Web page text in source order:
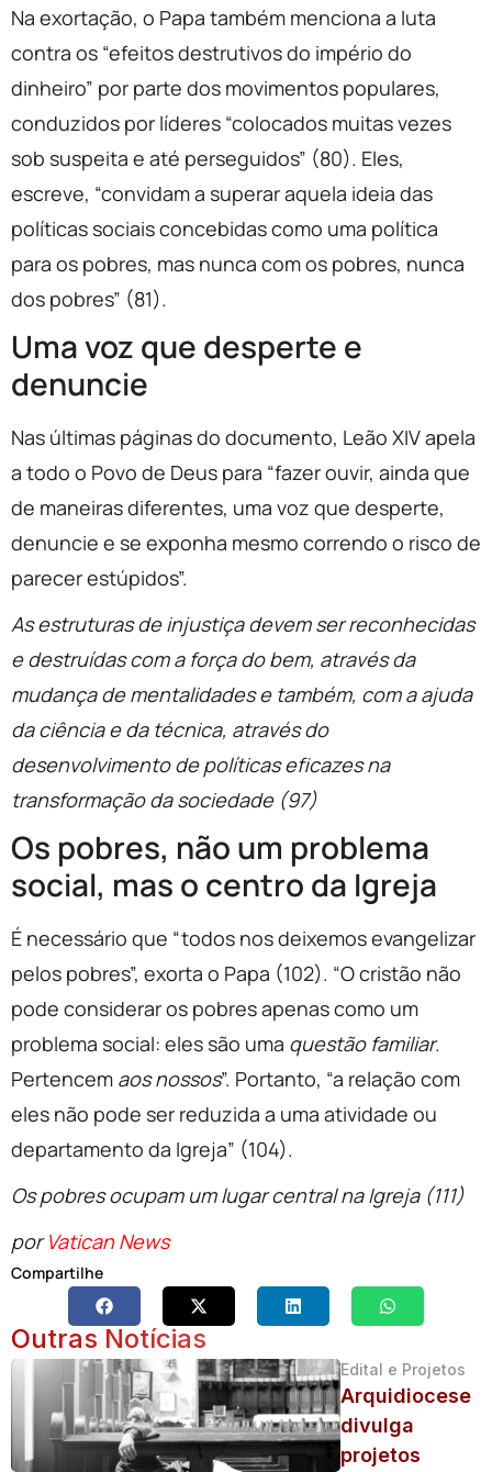
Na exortação, o Papa também menciona a luta
contra os “efeitos destrutivos do império do
dinheiro” por parte dos movimentos populares,
conduzidos por líderes “colocados muitas vezes
sob suspeita e até perseguidos” (80). Eles,
escreve, “convidam a superar aquela ideia das
políticas sociais concebidas como uma política
para os pobres, mas nunca com os pobres, nunca
dos pobres” (81).
Uma voz que desperte e
denuncie
Nas últimas páginas do documento, Leão XIV apela
a todo o Povo de Deus para “fazer ouvir, ainda que
de maneiras diferentes, uma voz que desperte,
denuncie e se exponha mesmo correndo o risco de
parecer estúpidos”.
As estruturas de injustiça devem ser reconhecidas
e destruídas com a força do bem, através da
mudança de mentalidades e também, com a ajuda
da ciência e da técnica, através do
desenvolvimento de políticas eficazes na
transformação da sociedade (97)
Os pobres, não um problema
social, mas o centro da Igreja
É necessário que “todos nos deixemos evangelizar
pelos pobres”, exorta o Papa (102). “O cristão não
pode considerar os pobres apenas como um
problema social: eles são uma questão familiar.
Pertencem aos nossos”. Portanto, “a relação com
eles não pode ser reduzida a uma atividade ou
departamento da Igreja” (104).
Os pobres ocupam um lugar central na Igreja (111)
porVatican News
Compartilhe
Outras Notícias
Edital e Projetos
Arquidiocese
divulga
projetos